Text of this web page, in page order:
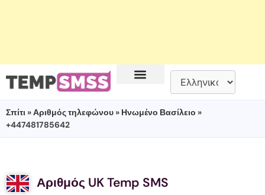
Σπίτι »Αριθμός τηλεφώνου » Ηνωμένο Βασίλειο »
+447481785642
Αριθμός UK Temp SMS